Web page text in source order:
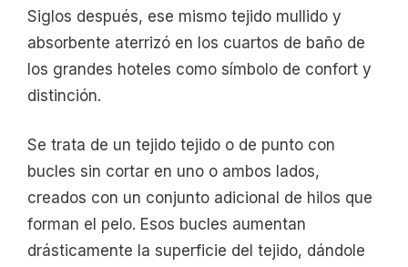
Siglos después, ese mismo tejido mullido y
absorbente aterrizó en los cuartos de baño de
los grandes hoteles como símbolo de confort y
distinción.
Se trata de un tejido tejido o de punto con
bucles sin cortar en uno o ambos lados,
creados con un conjunto adicional de hilos que
forman el pelo. Esos bucles aumentan
drásticamente la superficie del tejido, dándole